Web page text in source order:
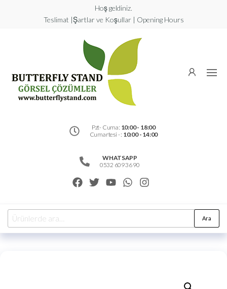
Hoş geldiniz.
Teslimat |Şartlar ve Koşullar | Opening Hours
Görsel
Pzt- Cuma: 10:00 - 18:00
Cumartesi - : 10:00 - 14:00
WHATSAPP
0532 609 36 90
Ara